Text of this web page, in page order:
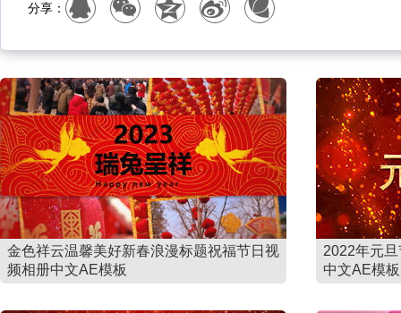
分享：
金色祥云温馨美好新春浪漫标题祝福节日视
频相册中文AE模板
2022年元
中文AE模板